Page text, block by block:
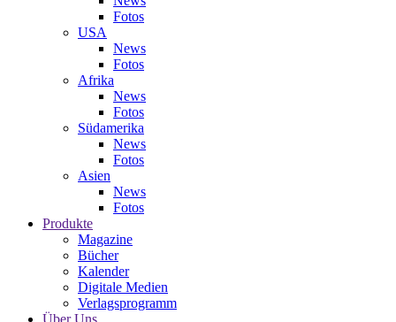
Fotos
USA
News
Fotos
Afrika
News
Fotos
Südamerika
News
Fotos
Asien
News
Fotos
Produkte
Magazine
Bücher
Kalender
Digitale Medien
Verlagsprogramm
Über Uns